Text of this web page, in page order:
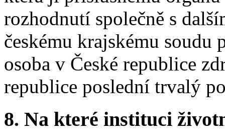
rozhodnutí společně s
českému krajskému soudu
osoba v České republice
republice poslední trvalý
8. Na které instituci